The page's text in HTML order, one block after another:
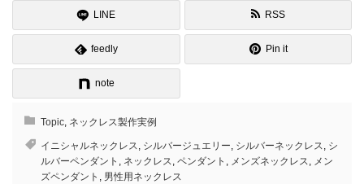
LINE RSS
feedly Pin it
note
Topic, ネックレス製作実例
イニシャルネックレス, シルバージュエリー, シルバーネックレス, シ
ルバーペンダント , ネックレス, ペンダント , メンズネックレス, メン
ズペンダント , 男性用ネックレス